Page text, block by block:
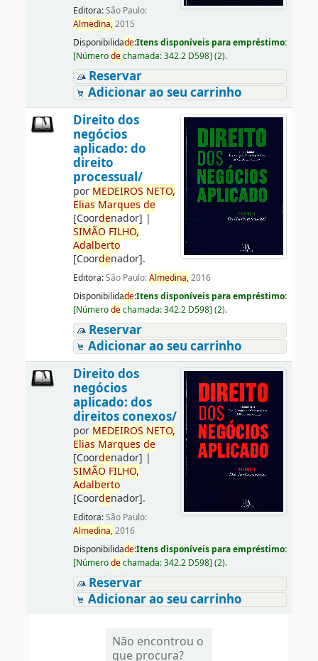
Editora:São Paulo:
Almedina,2015
Disponibilidade:Itens disponíveis para empréstimo:
[Númerodechamada:342.2 D598] (2).
Reservar
Adicionar ao seu carrinho
Direito dos
negócios
aplicado: do
direito
processual/
por MEDEIROS NETO,
Elias Marques de
[Coordenador] |
SIMÃO FILHO,
Adalberto
[Coordenador].
Editora:São Paulo:Almedina,2016
Disponibilidade:Itens disponíveis para empréstimo:
[Númerodechamada:342.2 D598] (2).
Reservar
Adicionar ao seu carrinho
Direito dos
negócios
aplicado: dos
direitos conexos/
por MEDEIROS NETO,
Elias Marques de
[Coordenador] |
SIMÃO FILHO,
Adalberto
[Coordenador].
Editora:São Paulo:
Almedina,2016
Disponibilidade:Itens disponíveis para empréstimo:
[Númerodechamada:342.2 D598] (2).
Reservar
Adicionar ao seu carrinho
Não encontrou o
que procura?